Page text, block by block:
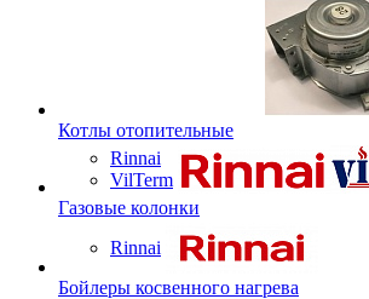
Котлы отопительные
Rinnai
VilTerm
Газовые колонки
Rinnai
Бойлеры косвенного нагрева